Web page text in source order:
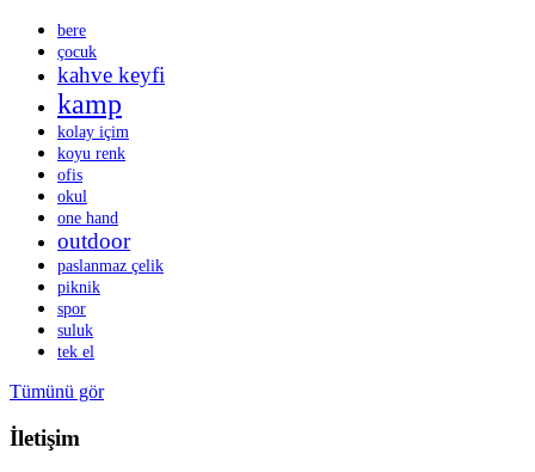
bere
çocuk
kahve keyfi
kamp
kolay içim
koyu renk
ofis
okul
one hand
outdoor
paslanmaz çelik
piknik
spor
suluk
tek el
Tümünü gör
İletişim